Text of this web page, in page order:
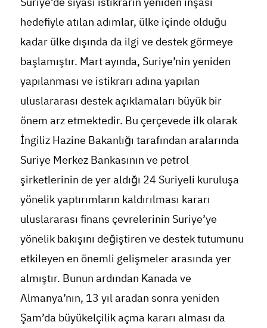
hedefiyle atılan adımlar, ülke içinde olduğu
kadar ülke dışında da ilgi ve destek görmeye
başlamıştır. Mart ayında, Suriye’nin yeniden
yapılanması ve istikrarı adına yapılan
uluslararası destek açıklamaları büyük bir
önem arz etmektedir. Bu çerçevede ilk olarak
İngiliz Hazine Bakanlığı tarafından aralarında
Suriye Merkez Bankasının ve petrol
şirketlerinin de yer aldığı 24 Suriyeli kuruluşa
yönelik yaptırımların kaldırılması kararı
uluslararası finans çevrelerinin Suriye’ye
yönelik bakışını değiştiren ve destek tutumunu
etkileyen en önemli gelişmeler arasında yer
almıştır. Bunun ardından Kanada ve
Almanya’nın, 13 yıl aradan sonra yeniden
Şam’da büyükelçilik açma kararı alması da